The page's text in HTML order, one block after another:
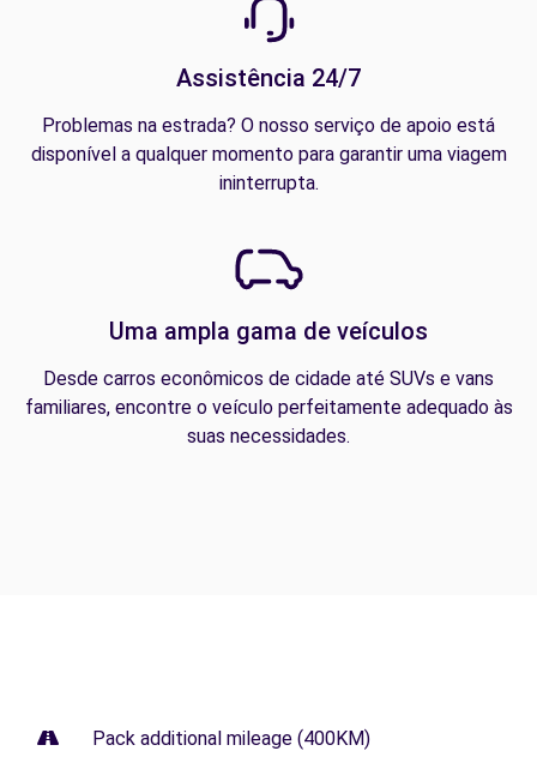
Assistência 24/7
Problemas na estrada? O nosso serviço de apoio está
disponível a qualquer momento para garantir uma viagem
ininterrupta.
Uma ampla gama de veículos
Desde carros econômicos de cidade até SUVs e vans
familiares, encontre o veículo perfeitamente adequado às
suas necessidades.
Pack additional mileage (400KM)